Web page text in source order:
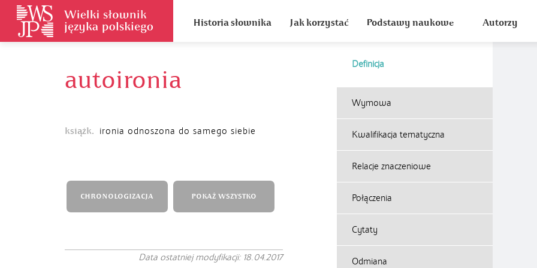
Historia słownika Jak korzystać Podstawy naukowe Autorzy
autoironia
Definicja
książk. ironia odnoszona do samego siebie
Wymowa
Kwalifikacja tematyczna
Relacje znaczeniowe
Połączenia
Cytaty
Odmiana
CHRONOLOGIZACJA POKAŻ WSZYSTKO
Data ostatniej modyfikacji: 18.04.2017